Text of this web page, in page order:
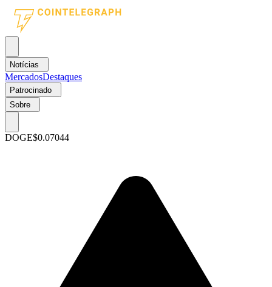
Notícias
MercadosDestaques
Patrocinado
Sobre
DOGE$0.07044